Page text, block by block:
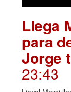
Llega
para
Jorge
23:43